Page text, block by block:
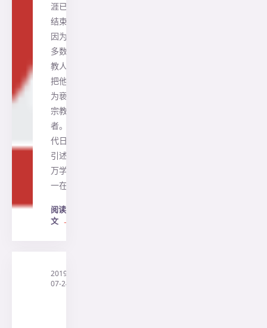
涯已经
结束，
因为大
多数宗
教人士
把他视
为亵渎
宗教
者。 时
代日报
引述钟
万学周
一在…
阅读全
文 →
2019-
07-24